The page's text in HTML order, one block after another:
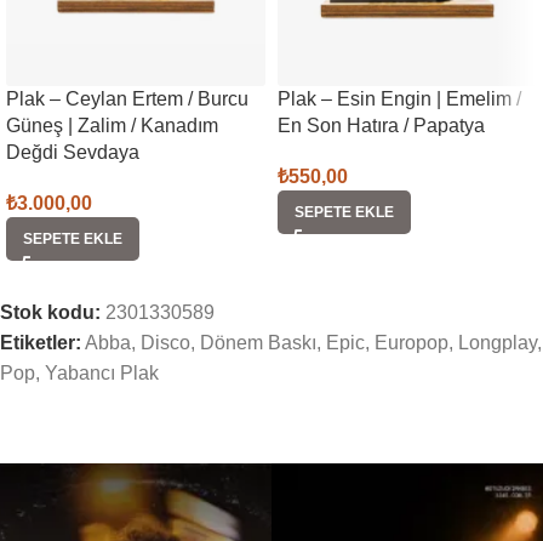
Plak – Ceylan Ertem / Burcu
Güneş | Zalim / Kanadım
Değdi Sevdaya
₺3.000,00
SEPETE EKLE
Plak – Esin Engin | Emelim /
En Son Hatıra / Papatya
₺550,00
SEPETE EKLE
Stok kodu: 2301330589
Etiketler: Abba, Disco, Dönem Baskı, Epic, Europop, Longplay,
Pop, Yabancı Plak